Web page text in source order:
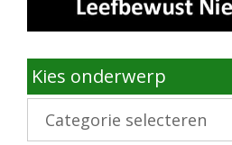
Kies onderwerp
Kies
onderwerp